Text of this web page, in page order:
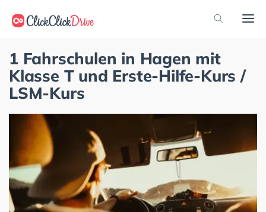
1 Fahrschulen in Hagen mit
Klasse T und Erste-Hilfe-Kurs /
LSM-Kurs